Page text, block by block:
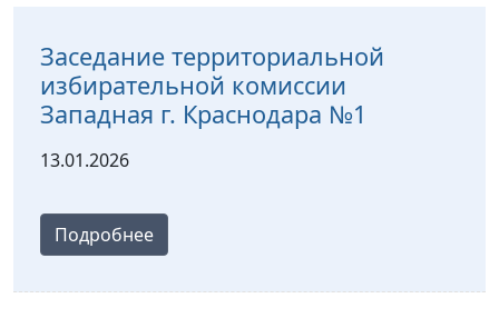
Заседание территориальной
избирательной комиссии
Западная г. Краснодара №1
13.01.2026
Подробнее